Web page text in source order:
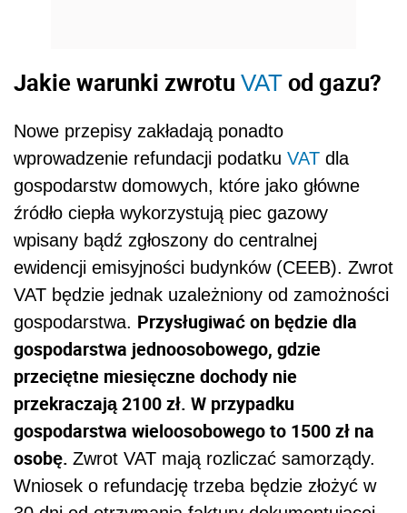
Jakie warunki zwrotu VAT od gazu?
Nowe przepisy zakładają ponadto
wprowadzenie refundacji podatku VAT dla
gospodarstw domowych, które jako główne
źródło ciepła wykorzystują piec gazowy
wpisany bądź zgłoszony do centralnej
ewidencji emisyjności budynków (CEEB). Zwrot
VAT będzie jednak uzależniony od zamożności
gospodarstwa. Przysługiwać on będzie dla
gospodarstwa jednoosobowego, gdzie
przeciętne miesięczne dochody nie
przekraczają 2100 zł. W przypadku
gospodarstwa wieloosobowego to 1500 zł na
osobę. Zwrot VAT mają rozliczać samorządy.
Wniosek o refundację trzeba będzie złożyć w